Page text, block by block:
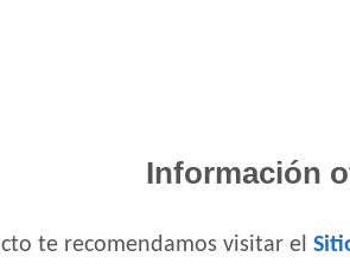
Información
te recomendamos visitar el